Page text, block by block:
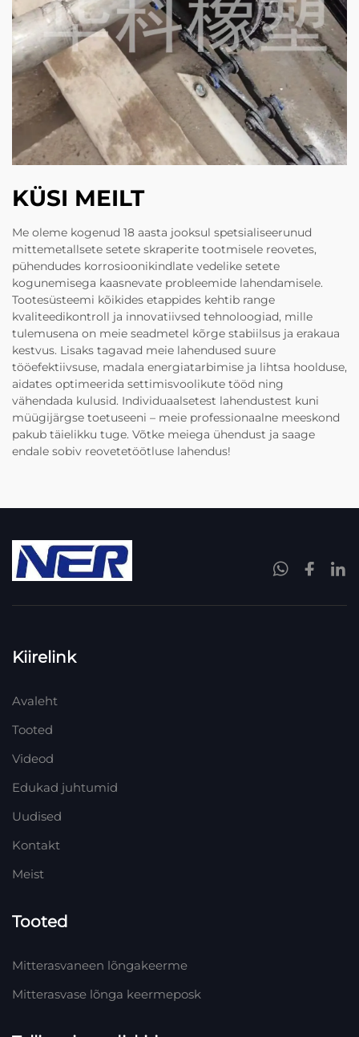
KÜSI MEILT
Me oleme kogenud 18 aasta jooksul spetsialiseerunud
mittemetallsete setete skraperite tootmisele reovetes,
pühendudes korrosioonikindlate vedelike setete
kogunemisega kaasnevate probleemide lahendamisele.
Tootesüsteemi kõikides etappides kehtib range
kvaliteedikontroll ja innovatiivsed tehnoloogiad, mille
tulemusena on meie seadmetel kõrge stabiilsus ja erakaua
kestvus. Lisaks tagavad meie lahendused suure
tööefektiivsuse, madala energiatarbimise ja lihtsa hoolduse,
aidates optimeerida settimisvoolikute tööd ning
vähendada kulusid. Individuaalsetest lahendustest kuni
müügijärgse toetuseeni – meie professionaalne meeskond
pakub täielikku tuge. Võtke meiega ühendust ja saage
endale sobiv reovetetöötluse lahendus!
Kiirelink
Avaleht
Tooted
Videod
Edukad juhtumid
Uudised
Kontakt
Meist
Tooted
Mitterasvaneen lõngakeerme
Mitterasvase lõnga keermeposk